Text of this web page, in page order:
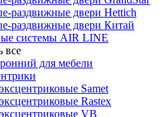
раздвижные двери Hettich
раздвижные двери Китай
системы AIR LINE
все
для мебели
Samet
Rastex
VB